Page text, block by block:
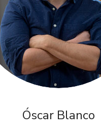
Óscar Blanco